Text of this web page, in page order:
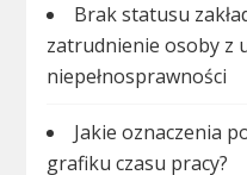
Brak statusu
zatrudnienie osoby z
niepełnosprawności
Jakie oznaczenia
grafiku czasu pracy?